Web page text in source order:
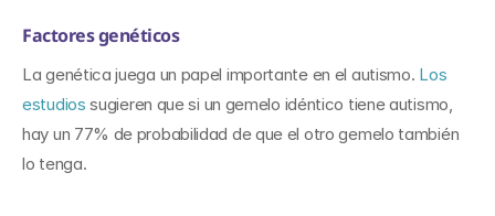
Factores genéticos
La genética juega un papel importante en el autismo. Los
estudios sugieren que si un gemelo idéntico tiene autismo,
hay un 77% de probabilidad de que el otro gemelo también
lo tenga.